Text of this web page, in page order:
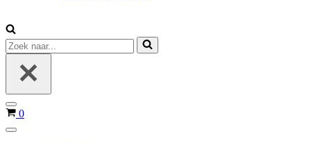
Zoek
naar...
Navigatie
Menu
Winkelwagen
0
Navigatie